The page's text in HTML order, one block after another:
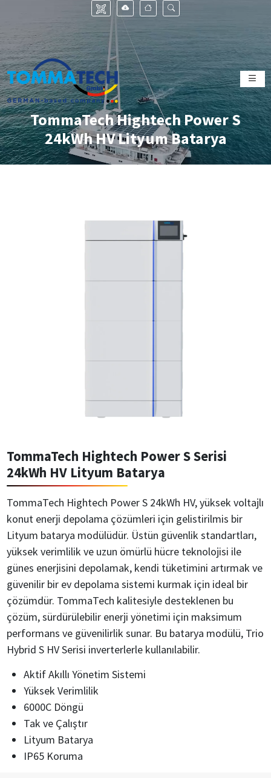
TommaTech Hightech Power S
24kWh HV Lityum Batarya
TommaTech Hightech Power S Serisi
24kWh HV Lityum Batarya
TommaTech Hightech Power S 24kWh HV, yüksek voltajlı
konut enerji depolama çözümleri için gelistirilmis bir
Lityum batarya modülüdür. Üstün güvenlik standartları,
yüksek verimlilik ve uzun ömürlü hücre teknolojisi ile
günes enerjisini depolamak, kendi tüketimini artırmak ve
güvenilir bir ev depolama sistemi kurmak için ideal bir
çözümdür. TommaTech kalitesiyle desteklenen bu
çözüm, sürdürülebilir enerji yönetimi için maksimum
performans ve güvenilirlik sunar. Bu batarya modülü, Trio
Hybrid S HV Serisi inverterlerle kullanılabilir.
Aktif Akıllı Yönetim Sistemi
Yüksek Verimlilik
6000C Döngü
Tak ve Çalıştır
Lityum Batarya
IP65 Koruma